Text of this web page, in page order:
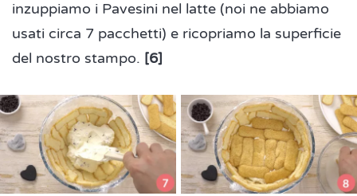
inzuppiamo i Pavesini nel latte (noi ne abbiamo
usati circa 7 pacchetti) e ricopriamo la superficie
del nostro stampo. [6]